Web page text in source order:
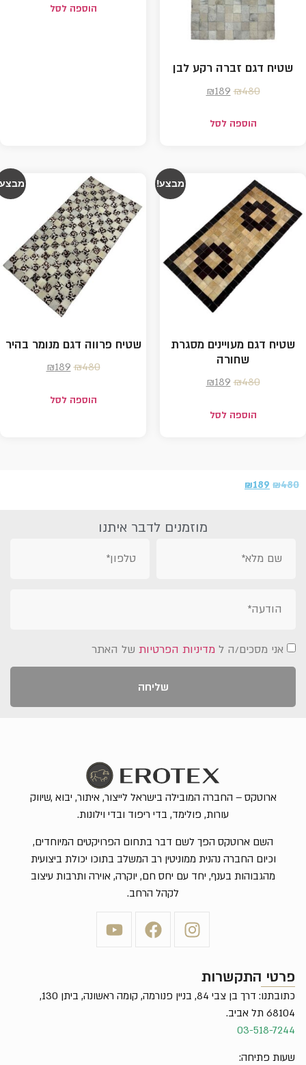
שטיח דגם זברה רקע לבן
₪480
₪189
הוספה לסל
הוספה לסל
מבצע!
שטיח דגם מעויינים מסגרת
שחורה
₪480
₪189
הוספה לסל
מבצע!
שטיח פרווה דגם מנומר בהיר
₪480
₪189
הוספה לסל
₪480
₪189
מוזמנים לדבר איתנו
אני מסכים/ה למדיניות הפרטיותשל האתר
שליחה
פרטי התקשרות
כתובתנו: דרך בן צבי 84, בניין פנורמה, קומה ראשונה, ביתן 130,
68104 תל אביב.
03-518-7244
שעות פתיחה:
ארוטקס – החברה המובילה בישראל לייצור, איתור, יבוא ,שיווק
עורות, פולימד, בדי ריפוד ובדי וילונות.
השם ארוטקס הפך לשם דבר בתחום הפרויקטים המיוחדים,
וכיום החברה נהנית ממוניטין רב המשלב בתוכו יכולת ביצועית
מהגבוהות בענף, יחד עם יחס חם, יוקרה, אוירה ותרבות עיצוב
לקהל הרחב.